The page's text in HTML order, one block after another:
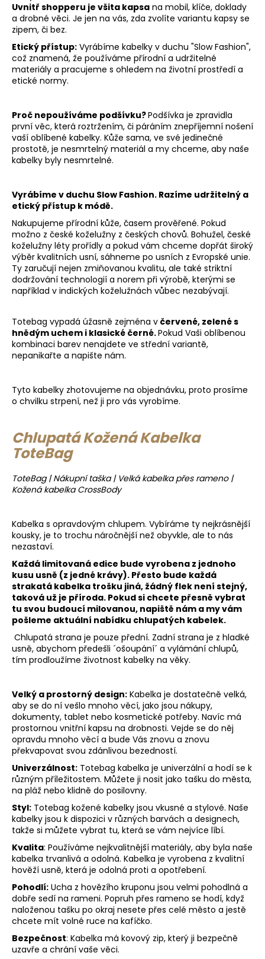
Uvnitř shopperu je všita kapsa na mobil, klíče, doklady
a drobné věci. Je jen na vás, zda zvolíte variantu kapsy se
zipem, či bez.
Etický přístup: Vyrábíme kabelky v duchu "Slow Fashion",
což znamená, že používáme přírodní a udržitelné
materiály a pracujeme s ohledem na životní prostředí a
etické normy.
Proč nepoužíváme podšívku?Podšívka je zpravidla
první věc, která roztržením, či páráním znepříjemní nošení
vaší oblíbené kabelky. Kůže sama, ve své jedinečné
prostotě, je nesmrtelný materiál a my chceme, aby naše
kabelky byly nesmrtelné.
Vyrábíme v duchu Slow Fashion. Razíme udržitelný a
etický přístup k módě.
Nakupujeme přírodní kůže, časem prověřené. Pokud
možno z české koželužny z českých chovů. Bohužel, české
koželužny léty prořídly a pokud vám chceme dopřát široký
výběr kvalitních usní, sáhneme po usních z Evropské unie.
Ty zaručují nejen zmiňovanou kvalitu, ale také striktní
dodržování technologií a norem při výrobě, kterými se
například v indických koželužnách vůbec nezabývají.
Totebag vypadá úžasně zejména v červené, zelené s
hnědým uchem i klasické černé.Pokud Vaši oblíbenou
kombinaci barev nenajdete ve střední variantě,
nepanikařte a napište nám.
Tyto kabelky zhotovujeme na objednávku, proto prosíme
o chvilku strpení, než ji pro vás vyrobíme.
Chlupatá Kožená Kabelka
ToteBag
ToteBag | Nákupní taška | Velká kabelka přes rameno |
Kožená kabelka CrossBody
Kabelka s opravdovým chlupem. Vybíráme ty nejkrásnější
kousky, je to trochu náročnější než obyvkle, ale to nás
nezastaví.
Každá limitovaná edice bude vyrobena z jednoho
kusu usně (z jedné krávy). Přesto bude každá
strakatá kabelka trošku jiná, žádný flek není stejný,
taková už je příroda. Pokud si chcete přesně vybrat
tu svou budoucí milovanou, napiště nám a my vám
pošleme aktuální nabídku chlupatých kabelek.
Chlupatá strana je pouze přední. Zadní strana je z hladké
usně, abychom předešli ´ošoupání´ a vylámání chlupů,
tím prodloužíme životnost kabelky na věky.
Velký a prostorný design: Kabelka je dostatečně velká,
aby se do ní vešlo mnoho věcí, jako jsou nákupy,
dokumenty, tablet nebo kosmetické potřeby. Navíc má
prostornou vnitřní kapsu na drobnosti. Vejde se do něj
opravdu mnoho věcí a bude Vás znovu a znovu
překvapovat svou zdánlivou bezedností.
Univerzálnost: Totebag kabelka je univerzální a hodí se k
různým příležitostem. Můžete ji nosit jako tašku do města,
na pláž nebo klidně do posilovny.
Styl: Totebag kožené kabelky jsou vkusné a stylové. Naše
kabelky jsou k dispozici v různých barvách a designech,
takže si můžete vybrat tu, která se vám nejvíce líbí.
Kvalita: Používáme nejkvalitnější materiály, aby byla naše
kabelka trvanlivá a odolná. Kabelka je vyrobena z kvalitní
hověží usně, která je odolná proti a opotřebení.
Pohodlí: Ucha z hovězího kruponu jsou velmi pohodlná a
dobře sedí na rameni. Popruh přes rameno se hodí, když
naloženou tašku po okraj nesete přes celé město a jestě
chcete mít volné ruce na kafíčko.
Bezpečnost: Kabelka má kovový zip, který ji bezpečně
uzavře a chrání vaše věci.